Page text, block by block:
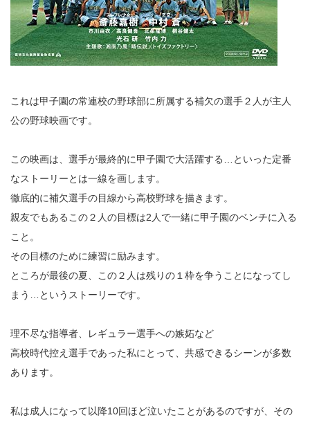
これは甲子園の常連校の野球部に所属する補欠の選手２人が主人
公の野球映画です。
この映画は、選手が最終的に甲子園で大活躍する…といった定番
なストーリーとは一線を画します。
徹底的に補欠選手の目線から高校野球を描きます。
親友でもあるこの２人の目標は2人で一緒に甲子園のベンチに入る
こと。
その目標のために練習に励みます。
ところが最後の夏、この２人は残りの１枠を争うことになってし
まう…というストーリーです。
理不尽な指導者、レギュラー選手への嫉妬など
高校時代控え選手であった私にとって、共感できるシーンが多数
あります。
私は成人になって以降10回ほど泣いたことがあるのですが、その